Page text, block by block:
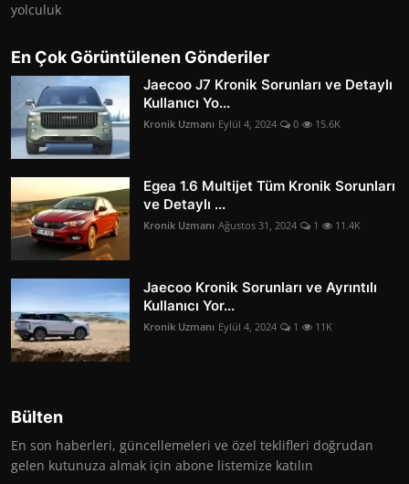
yolculuk
En Çok Görüntülenen Gönderiler
Jaecoo J7 Kronik Sorunları ve Detaylı
Kullanıcı Yo...
Kronik Uzmanı Eylül 4, 2024 0 15.6K
Egea 1.6 Multijet Tüm Kronik Sorunları
ve Detaylı ...
Kronik Uzmanı Ağustos 31, 2024 1 11.4K
Jaecoo Kronik Sorunları ve Ayrıntılı
Kullanıcı Yor...
Kronik Uzmanı Eylül 4, 2024 1 11K
Bülten
En son haberleri, güncellemeleri ve özel teklifleri doğrudan
gelen kutunuza almak için abone listemize katılın